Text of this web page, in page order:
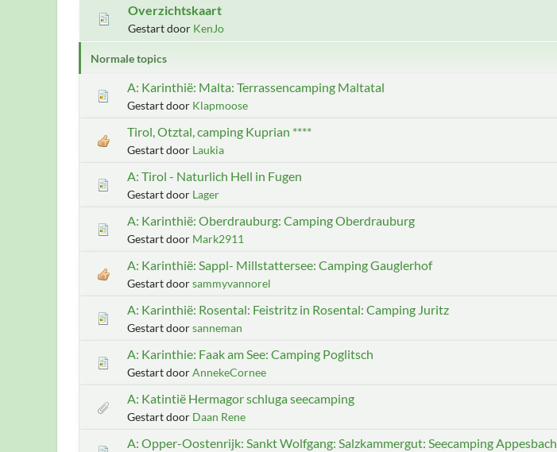
Overzichtskaart
Gestart door KenJo
Normale topics
A: Karinthië: Malta: Terrassencamping Maltatal
Gestart door Klapmoose
Tirol, Otztal, camping Kuprian ****
Gestart door Laukia
A: Tirol - Naturlich Hell in Fugen
Gestart door Lager
A: Karinthië: Oberdrauburg: Camping Oberdrauburg
Gestart door Mark2911
A: Karinthië: Sappl- Millstattersee: Camping Gauglerhof
Gestart doorsammyvannorel
A: Karinthië: Rosental: Feistritz in Rosental: Camping Juritz
Gestart doorsanneman
A: Karinthie: Faak am See: Camping Poglitsch
Gestart doorAnnekeCornee
A: Katintië Hermagor schluga seecamping
Gestart door Daan Rene
A: Opper-Oostenrijk: Sankt Wolfgang: Salzkammergut: Seecamping Appesbach